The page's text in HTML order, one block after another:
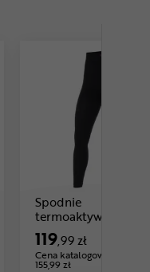
Spodnie
termoaktywne
damskie BRUBECK
Thermo
119,99 zł
Cena katalogowa:
155,99 zł